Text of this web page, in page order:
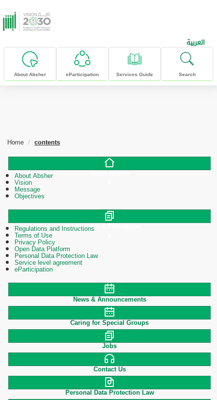
skip to main content
العربية
About Absher eParticipation Services Guide Search
Home contents
About Absher
About Absher
Vision
Message
Objectives
Polices & Procedures
Regulations and Instructions
Terms of Use
Privacy Policy
Open Data Platform
Personal Data Protection Law
Service level agreement
eParticipation
News & Announcements
Caring for Special Groups
Jobs
Contact Us
Personal Data Protection Law